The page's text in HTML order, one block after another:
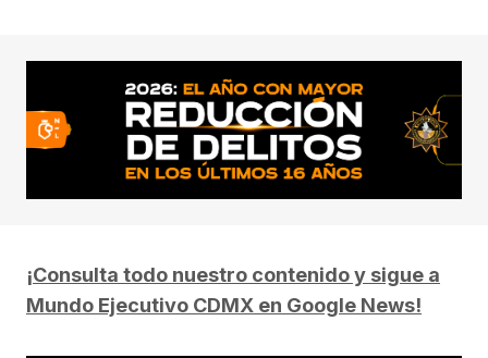
¡Consulta todo nuestro contenido y sigue a
Mundo Ejecutivo CDMX en Google News!